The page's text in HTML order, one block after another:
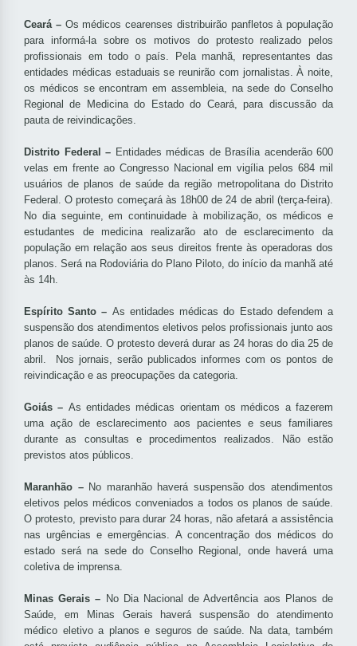
Ceará – Os médicos cearenses distribuirão panfletos à população
para informá-la sobre os motivos do protesto realizado pelos
profissionais em todo o país. Pela manhã, representantes das
entidades médicas estaduais se reunirão com jornalistas. À noite,
os médicos se encontram em assembleia, na sede do Conselho
Regional de Medicina do Estado do Ceará, para discussão da
pauta de reivindicações.
Distrito Federal – Entidades médicas de Brasília acenderão 600
velas em frente ao Congresso Nacional em vigília pelos 684 mil
usuários de planos de saúde da região metropolitana do Distrito
Federal. O protesto começará às 18h00 de 24 de abril (terça-feira).
No dia seguinte, em continuidade à mobilização, os médicos e
estudantes de medicina realizarão ato de esclarecimento da
população em relação aos seus direitos frente às operadoras dos
planos. Será na Rodoviária do Plano Piloto, do início da manhã até
às 14h.
Espírito Santo – As entidades médicas do Estado defendem a
suspensão dos atendimentos eletivos pelos profissionais junto aos
planos de saúde. O protesto deverá durar as 24 horas do dia 25 de
abril. Nos jornais, serão publicados informes com os pontos de
reivindicação e as preocupações da categoria.
Goiás – As entidades médicas orientam os médicos a fazerem
uma ação de esclarecimento aos pacientes e seus familiares
durante as consultas e procedimentos realizados. Não estão
previstos atos públicos.
Maranhão – No maranhão haverá suspensão dos atendimentos
eletivos pelos médicos conveniados a todos os planos de saúde.
O protesto, previsto para durar 24 horas, não afetará a assistência
nas urgências e emergências. A concentração dos médicos do
estado será na sede do Conselho Regional, onde haverá uma
coletiva de imprensa.
Minas Gerais – No Dia Nacional de Advertência aos Planos de
Saúde, em Minas Gerais haverá suspensão do atendimento
médico eletivo a planos e seguros de saúde. Na data, também